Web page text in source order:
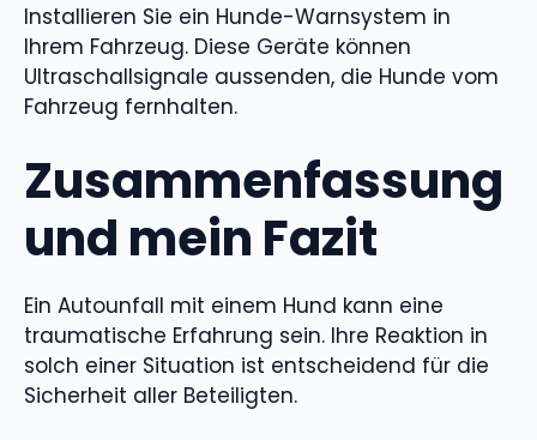
Installieren Sie ein Hunde-Warnsystem in
Ihrem Fahrzeug. Diese Geräte können
Ultraschallsignale aussenden, die Hunde vom
Fahrzeug fernhalten.
Zusammenfassung
und mein Fazit
Ein Autounfall mit einem Hund kann eine
traumatische Erfahrung sein. Ihre Reaktion in
solch einer Situation ist entscheidend für die
Sicherheit aller Beteiligten.